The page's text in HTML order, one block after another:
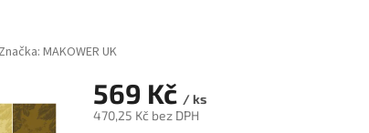
Značka:MAKOWER UK
569 Kč / ks
470,25 Kč bez DPH